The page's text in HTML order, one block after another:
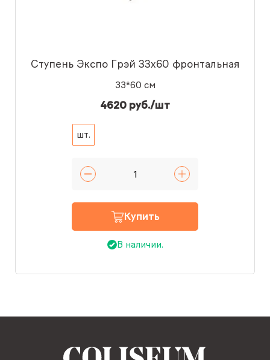
Ступень Экспо Грэй 33x60 фронтальная
33*60 см
4620 руб./шт
шт.
Купить
В наличии.